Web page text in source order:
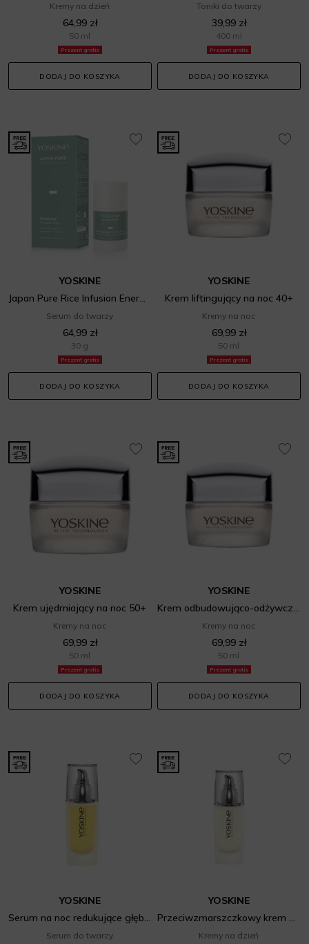
Prezent gratis
Kremy na dzień
64,99 zł
50 ml
DODAJ DO KOSZYKA
Prezent gratis
Toniki do twarzy
39,99 zł
400 ml
DODAJ DO KOSZYKA
Prezent gratis
YOSKINE
Japan Pure Rice Infusion Energizing Booster Stick
Serum do twarzy
64,99 zł
30 g
DODAJ DO KOSZYKA
Prezent gratis
YOSKINE
Krem liftingujący na noc 40+
Kremy na noc
69,99 zł
50 ml
DODAJ DO KOSZYKA
Prezent gratis
YOSKINE
Krem ujędrniający na noc 50+
Kremy na noc
69,99 zł
50 ml
DODAJ DO KOSZYKA
Prezent gratis
YOSKINE
Krem odbudowująco-odżywczy na noc 60+
Kremy na noc
69,99 zł
50 ml
DODAJ DO KOSZYKA
YOSKINE
Serum na noc redukujące głębokie zmarszczki i przebarwienia
Serum do twarzy
YOSKINE
Przeciwzmarszczkowy krem na dzień SPF 50+
Kremy na dzień